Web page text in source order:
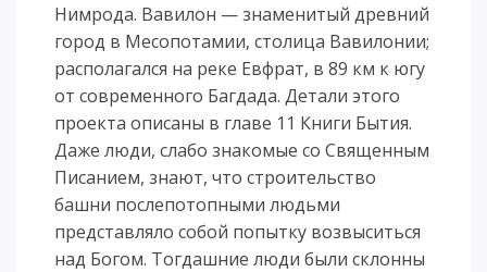
Нимрода. Вавилон — знаменитый древний
город в Месопотамии, столица Вавилонии;
располагался на реке Евфрат, в 89 км к югу
от современного Багдада. Детали этого
проекта описаны в главе 11 Книги Бытия.
Даже люди, слабо знакомые со Священным
Писанием, знают, что строительство
башни послепотопными людьми
представляло собой попытку возвыситься
над Богом. Тогдашние люди были склонны